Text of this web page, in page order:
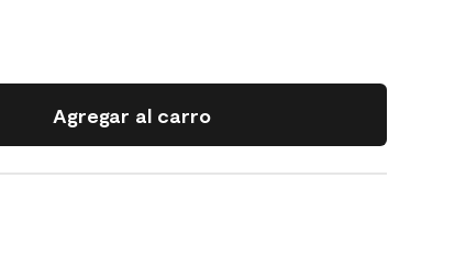
Agregar al carro